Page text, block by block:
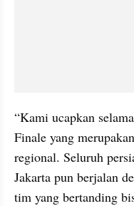
“Kami ucapkan
Finale yang
regional. Seluruh
Jakarta pun berjalan